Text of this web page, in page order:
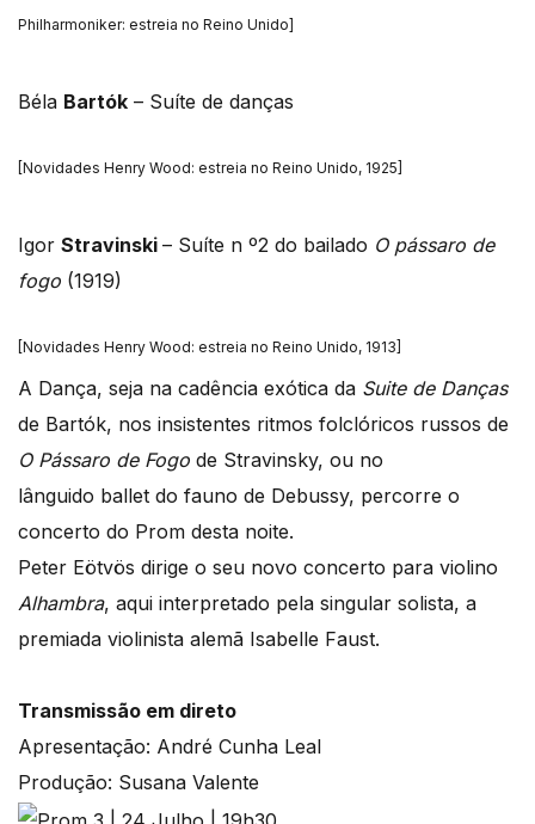
Philharmoniker: estreia no Reino Unido]
Béla Bartók – Suíte de danças
[Novidades Henry Wood: estreia no Reino Unido, 1925]
Igor Stravinski – Suíte n º2 do bailado O pássaro de
fogo (1919)
[Novidades Henry Wood: estreia no Reino Unido, 1913]
A Dança, seja na cadência exótica da Suite de Danças
de Bartók, nos insistentes ritmos folclóricos russos de
O Pássaro de Fogo de Stravinsky, ou no
lânguido ballet do fauno de Debussy, percorre o
concerto do Prom desta noite.
Peter Eötvös dirige o seu novo concerto para violino
Alhambra, aqui interpretado pela singular solista, a
premiada violinista alemã Isabelle Faust.
Transmissão em direto
Apresentação: André Cunha Leal
Produção: Susana Valente